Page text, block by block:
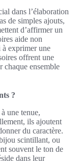
dans l’élaboration
de simples ajouts,
d’affirmer un
aide non
à exprimer une
offrent une
chaque ensemble
?
une tenue,
ils ajoutent
du caractère.
scintillant, ou
souvent le ton de
dans leur